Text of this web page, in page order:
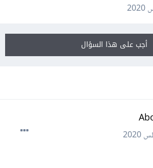
أجب على هذا السؤال